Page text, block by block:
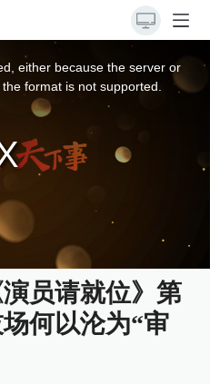
either because the server or
format is not supported.
演员请就位》第
何以沦为“审